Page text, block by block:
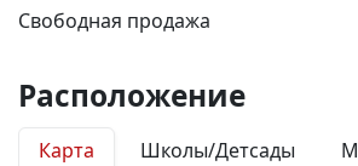
Свободная продажа
Расположение
Карта Школы/Детсады